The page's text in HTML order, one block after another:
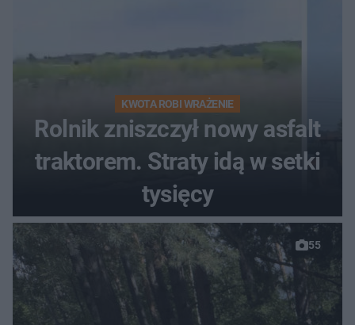
KWOTA ROBI WRAŻENIE
Rolnik zniszczył nowy asfalt
traktorem. Straty idą w setki
tysięcy
55